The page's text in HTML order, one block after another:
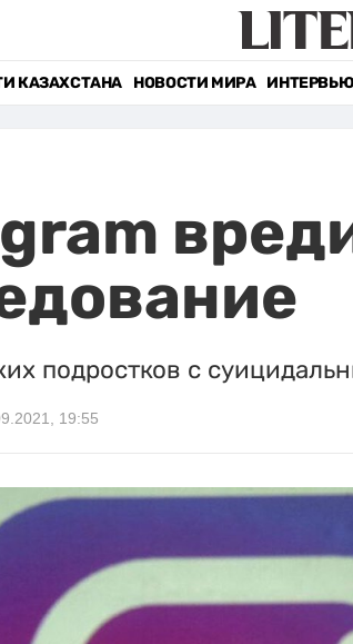
КАЗАХСТАНА НОВОСТИ МИРА ИНТЕРВЬЮ
подростков с
19:55